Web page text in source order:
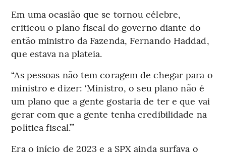
Em uma ocasião que se tornou célebre,
criticou o plano fiscal do governo diante do
então ministro da Fazenda, Fernando Haddad,
que estava na plateia.
“As pessoas não tem coragem de chegar para o
ministro e dizer: ‘Ministro, o seu plano não é
um plano que a gente gostaria de ter e que vai
gerar com que a gente tenha credibilidade na
política fiscal.’”
Era o início de 2023 e a SPX ainda surfava o